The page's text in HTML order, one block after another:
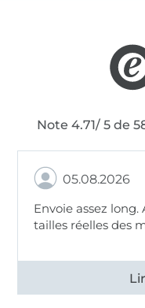
Note 4.71/ 5 de
05.08.2026
Envoie assez
tailles réelles des
Voir tous les